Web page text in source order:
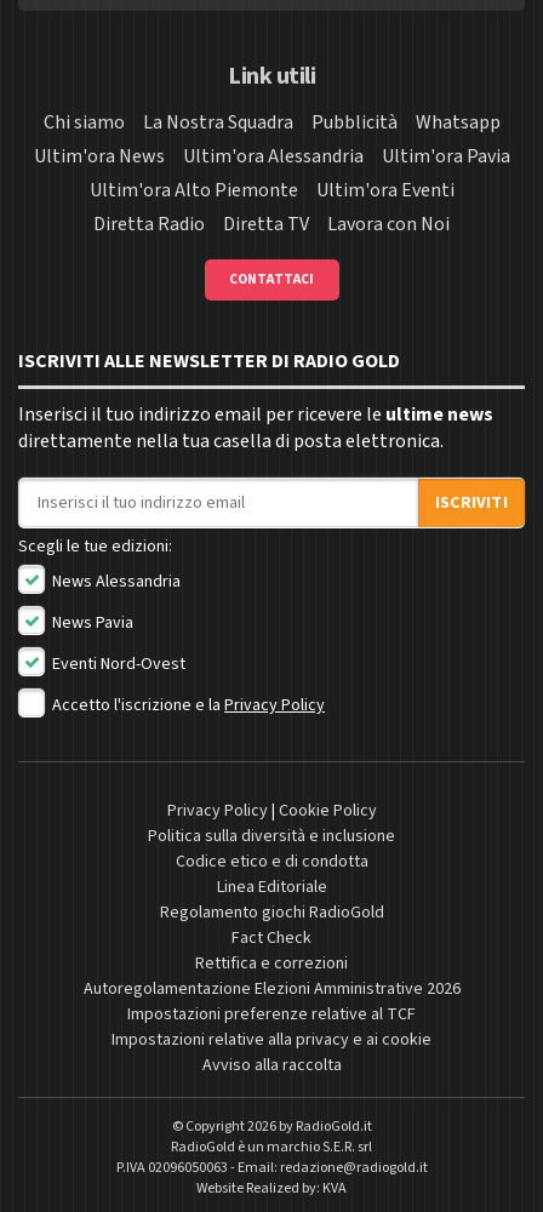
Link utili
Chi siamo La Nostra Squadra Pubblicità
Whatsapp
Ultim'ora News
Ultim'ora Alessandria
Ultim'ora Pavia
Ultim'ora Alto Piemonte
Ultim'ora Eventi
Diretta Radio
Diretta TV Lavora con Noi
CONTATTACI
ISCRIVITI ALLE NEWSLETTER DI RADIO GOLD
Inserisci il tuo indirizzo email per ricevere le ultime news
direttamente nella tua casella di posta elettronica.
Indirizzo email
ISCRIVITI
Scegli le tue edizioni:
News Alessandria
News Pavia
Eventi Nord-Ovest
Accetto l'iscrizione e la Privacy Policy
Privacy Policy| Cookie Policy
Politica sulla diversità e inclusione
Codice etico e di condotta
Linea Editoriale
Regolamento giochi RadioGold
Fact Check
Rettifica e correzioni
Autoregolamentazione Elezioni Amministrative 2026
Impostazioni preferenze relative al TCF
Impostazioni relative alla privacy e ai cookie
Avviso alla raccolta
© Copyright 2026 byRadioGold.it
RadioGold è un marchio S.E.R. srl
P.IVA 02096050063 - Email: redazione@radiogold.it
Website Realized by: KVA